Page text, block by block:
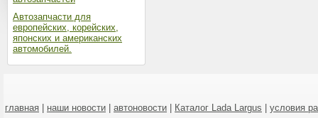
Автозапчасти для
европейских, корейских,
японских и американских
автомобилей.
главная наши новости автоновости Каталог Lada Largus
условия